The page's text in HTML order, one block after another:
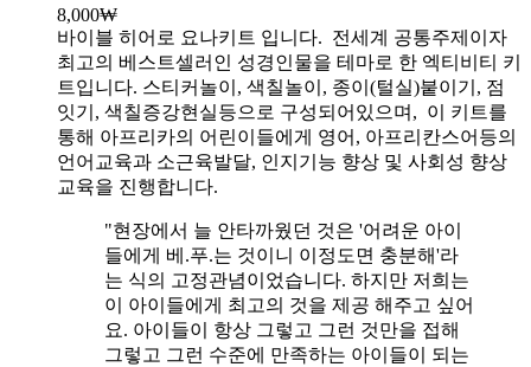
8,000₩
바이블 히어로 요나키트 입니다. 전세계 공통주제이자
최고의 베스트셀러인 성경인물을 테마로 한 엑티비티 키
트입니다. 스티커놀이, 색칠놀이, 종이(털실)붙이기, 점
잇기, 색칠증강현실등으로 구성되어있으며, 이 키트를
통해 아프리카의 어린이들에게 영어, 아프리칸스어등의
언어교육과 소근육발달, 인지기능 향상 및 사회성 향상
교육을 진행합니다.
"현장에서 늘 안타까웠던 것은 '어려운 아이
들에게 베.푸.는 것이니 이정도면 충분해'라
는 식의 고정관념이었습니다. 하지만 저희는
이 아이들에게 최고의 것을 제공 해주고 싶어
요. 아이들이 항상 그렇고 그런 것만을 접해
그렇고 그런 수준에 만족하는 아이들이 되는